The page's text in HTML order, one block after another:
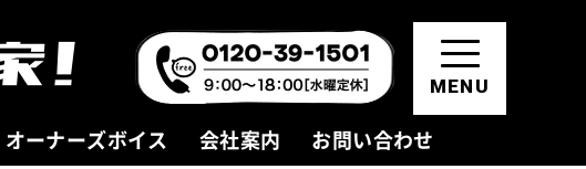
MENU
オーナーズボイス 会社案内 お問い合わせ